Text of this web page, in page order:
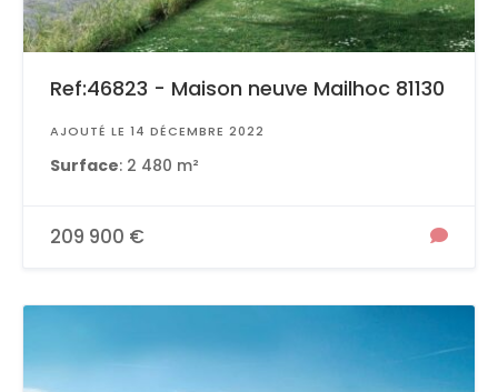
Ref:46823 - Maison neuve Mailhoc 81130
AJOUTÉ LE 14 DÉCEMBRE 2022
Surface: 2 480 m²
209 900 €